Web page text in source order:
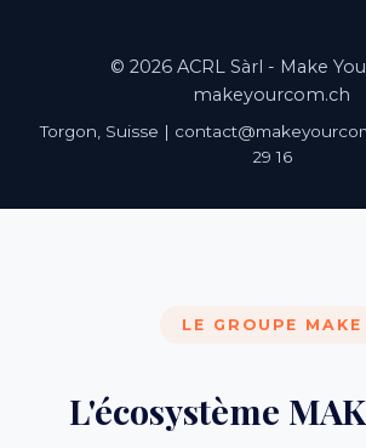
© 2026 ACRL Sàrl - Make
makeyourcom.ch
Torgon, Suisse |
29 16
LE GROUPE MAKE
L'écosystème